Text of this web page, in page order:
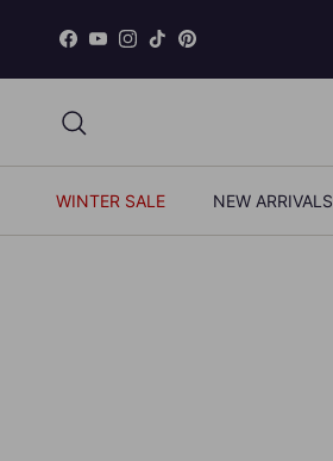
Facebook
YouTubeInstagram
TikTokPinterest
WINTER SALE NEW ARRIVALS